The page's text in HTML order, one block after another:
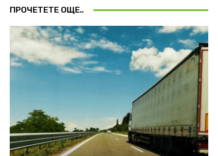
ПРОЧЕТЕТЕ ОЩЕ..